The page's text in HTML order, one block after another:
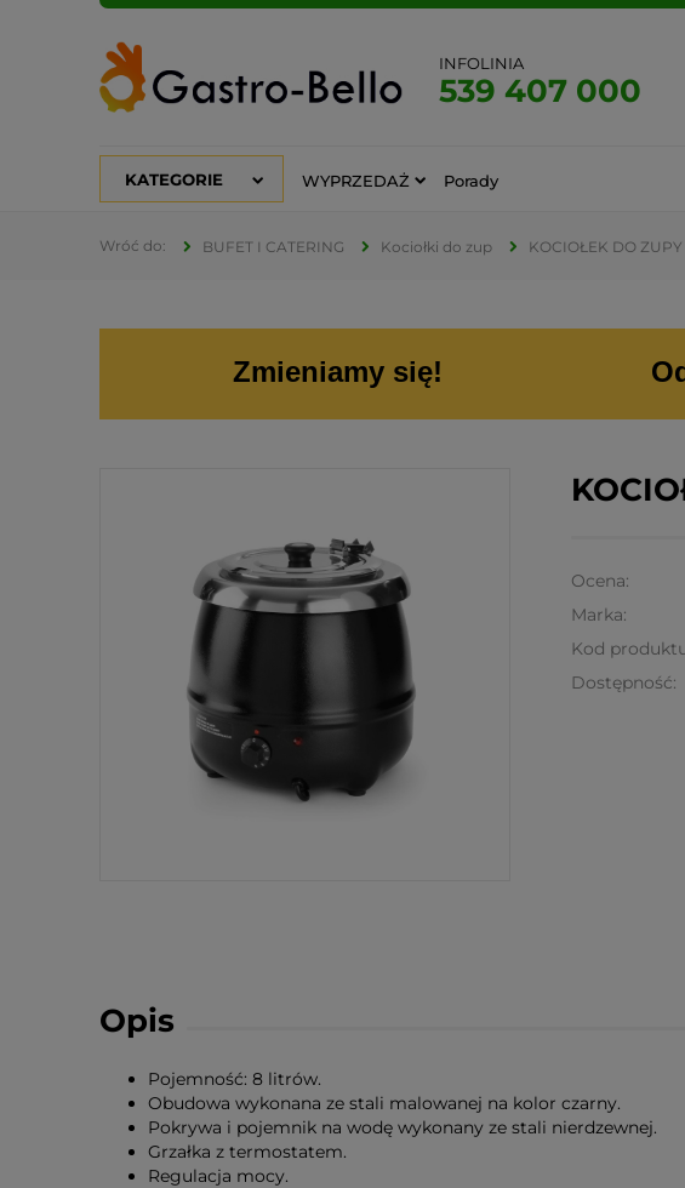
INFOLINIA
539 407 000
KATEGORIE WYPRZEDAŻ Porady
BUFET I CATERING Kociołki do zup KOCIOŁEK DO
Zmieniamy się!
Ocena:
Marka:
Kod
Dostępność:
Opis
Pojemność: 8 litrów.
Obudowa wykonana ze stali malowanej na kolor czarny.
Pokrywa i pojemnik na wodę wykonany ze stali nierdzewnej.
Grzałka z termostatem.
Regulacja mocy.